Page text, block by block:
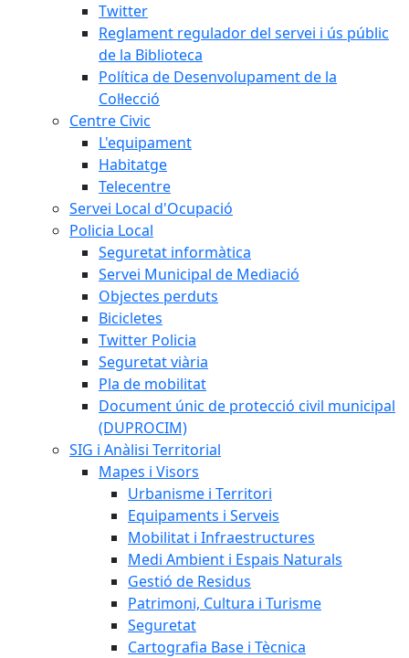
Twitter
Reglament regulador del servei i ús públic
de la Biblioteca
Política de Desenvolupament de la
Col·lecció
Centre Civic
L'equipament
Habitatge
Telecentre
Servei Local d'Ocupació
Policia Local
Seguretat informàtica
Servei Municipal de Mediació
Objectes perduts
Bicicletes
Twitter Policia
Seguretat viària
Pla de mobilitat
Document únic de protecció civil municipal
(DUPROCIM)
SIG i Anàlisi Territorial
Mapes i Visors
Urbanisme i Territori
Equipaments i Serveis
Mobilitat i Infraestructures
Medi Ambient i Espais Naturals
Gestió de Residus
Patrimoni, Cultura i Turisme
Seguretat
Cartografia Base i Tècnica